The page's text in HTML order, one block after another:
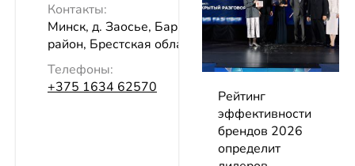
Контакты:
Минск, д. Заосье, Барановичский
район, Брестская область
Телефоны:
+375 1634 62570
Рейтинг
эффективности
брендов 2026
определит